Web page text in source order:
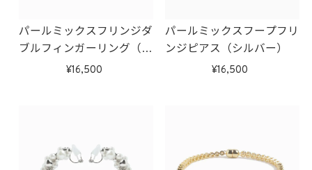
パールミックスフリンジダ
ブルフィンガーリング（シ
16,500
パールミックスフープフリ
ンジピアス（シルバー）
16,500